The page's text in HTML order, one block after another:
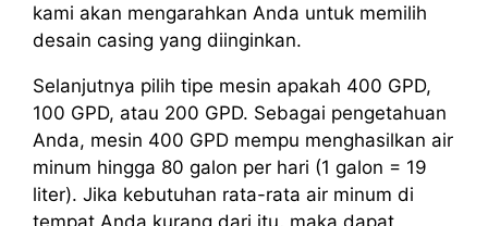
kami akan mengarahkan Anda untuk memilih
desain casing yang diinginkan.
Selanjutnya pilih tipe mesin apakah 400 GPD,
100 GPD, atau 200 GPD. Sebagai pengetahuan
Anda, mesin 400 GPD mempu menghasilkan air
minum hingga 80 galon per hari (1 galon = 19
liter). Jika kebutuhan rata-rata air minum di
tempat Anda kurang dari itu, maka dapat